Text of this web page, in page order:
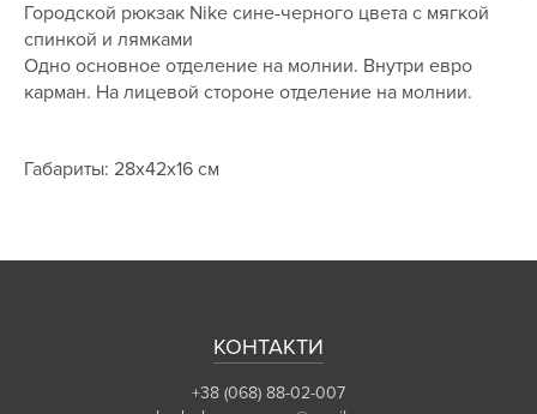
Городской рюкзак Nike сине-черного цвета с мягкой
спинкой и лямками
Одно основное отделение на молнии. Внутри евро
карман. На лицевой стороне отделение на молнии.
Габариты: 28х42х16 см
КОНТАКТИ
+38 (068) 88-02-007